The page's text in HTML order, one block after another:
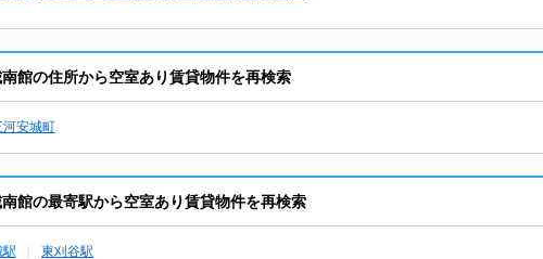
館の住所から空室あり賃貸物件を再検索
河安城町
館の最寄駅から空室あり賃貸物件を再検索
駅 東刈谷駅